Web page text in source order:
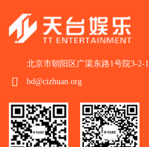
北京市朝阳区广渠东路1号院3-2-1
bd@cizhuan.org